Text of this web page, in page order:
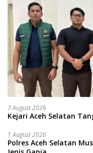
3 August 2026
Kejari Aceh Selatan
1 August 2026
Polres Aceh Selatan